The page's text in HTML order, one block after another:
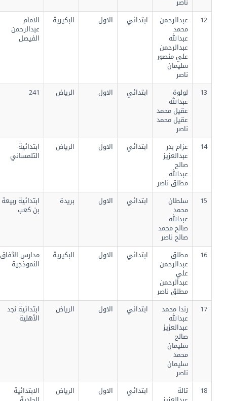
عبدالرحمن
محمد
عبدالله
عبدالرحمن
علي منصور
سليمان
ابتدائي الاول البكيرية الامام
عبدالرحمن
الفيصل
لولوة
عبدالله
عقيل محمد
عقيل محمد
ابتدائي الاول الرياض
عزام بدر
عبدالعزيز
صالح
عبدالله
مطلق ناصر
ابتدائي الاول الرياض ابتدائية
التلمساني
سلطان
محمد
عبدالله
صالح محمد
صالح ناصر
ابتدائي الاول بريدة ابتدائية ربيعة
بن كعب
مطلق
عبدالرحمن
علي
عبدالرحمن
مطلق ناصر
ابتدائي الاول البكيرية مدارس الآفاق
النموذجية
رندا محمد
عبدالله
عبدالعزيز
صالح
سليمان
محمد
سليمان
ابتدائي الاول الرياض ابتدائية نجد
الأهلية
ابتدائي الاول الرياض الابتدائية